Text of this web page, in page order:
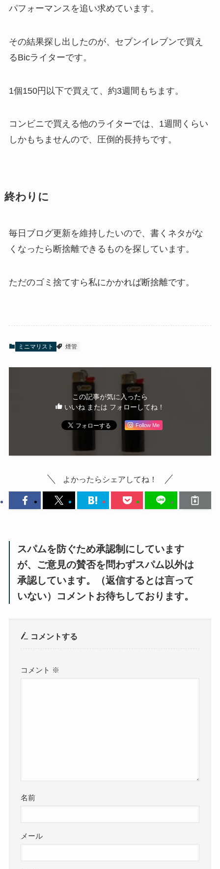
パフォーマンスを追い求めています。
その結果探し出したのが、セブンイレブンで買え
るBicライターです。
1個150円以下で買えて、約3週間もちます。
コンビニで買える他のライターでは、1週間くらい
しかもちませんので、圧倒的長持ちです。
終わりに
毎日ブログ更新を維持したいので、書くネタがな
くなったら断捨離できるものを探しています。
ただのゴミ捨てすら私にかかれば断捨離です。
ミニマリスト 煙管
この記事が気に入ったら
いいね または フォローしてね！
Follow Me
よかったらシェアしてね！
スパムを防ぐため承認制にしています
が、ご意見の賛否を問わずスパム以外は
承認しています。（返信するとは言って
いない）コメントお待ちしております。
コメントする
コメント ※
名前
メール